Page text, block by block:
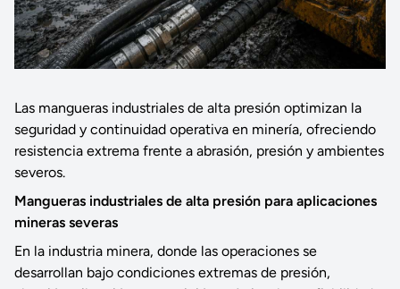
Las mangueras industriales de alta presión optimizan la
seguridad y continuidad operativa en minería, ofreciendo
resistencia extrema frente a abrasión, presión y ambientes
severos.
Mangueras industriales de alta presión para aplicaciones
mineras severas
En la industria minera, donde las operaciones se
desarrollan bajo condiciones extremas de presión,